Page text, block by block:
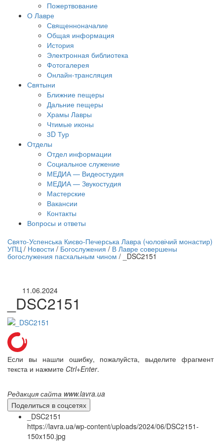
Пожертвование
О Лавре
Священноначалие
Общая информация
История
Электронная библиотека
Фотогалерея
Онлайн-трансляция
Святыни
Ближние пещеры
Дальние пещеры
Храмы Лавры
Чтимые иконы
3D Тур
Отделы
Отдел информации
Социальное служение
МЕДИА — Видеостудия
МЕДИА — Звукостудия
Мастерские
Вакансии
Контакты
Вопросы и ответы
трансляция | 12 сентября
трансляции
Свято-Успенська Києво-Печерська Лавра (чоловічий монастир)
УПЦ / Новости / Богослужения / В Лавре совершены
богослужения пасхальным чином / _DSC2151
11.06.2024
_DSC2151
Если вы нашли ошибку, пожалуйста, выделите фрагмент
текста и нажмите Ctrl+Enter.
Редакция сайта www.lavra.ua
Поделиться в соцсетях
_DSC2151
https://lavra.ua/wp-content/uploads/2024/06/DSC2151-
150x150.jpg